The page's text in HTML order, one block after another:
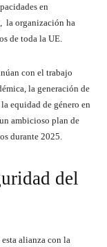
en
la organización ha
de toda la UE.
con el trabajo
la generación de
equidad de género en
ambicioso plan de
durante 2025.
del
alianza con la